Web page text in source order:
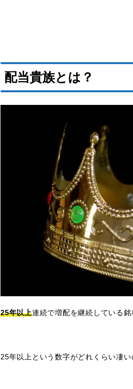
配当貴族とは？
25年以上連続で増配を継続している銘
25年以上という数字がどれくらい凄